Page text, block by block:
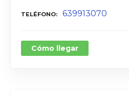
TELÉFONO 639913070
Cómo llegar